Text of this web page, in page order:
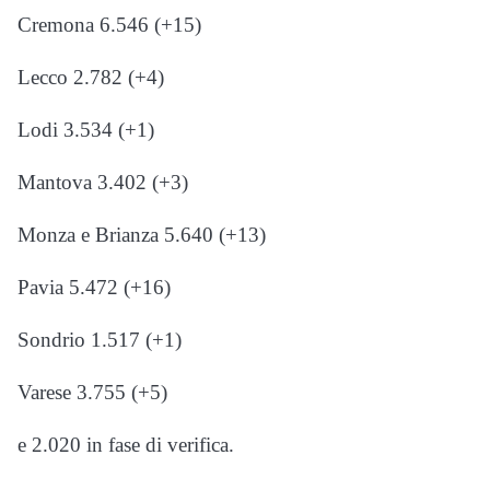
Cremona 6.546 (+15)
Lecco 2.782 (+4)
Lodi 3.534 (+1)
Mantova 3.402 (+3)
Monza e Brianza 5.640 (+13)
Pavia 5.472 (+16)
Sondrio 1.517 (+1)
Varese 3.755 (+5)
e 2.020 in fase di verifica.